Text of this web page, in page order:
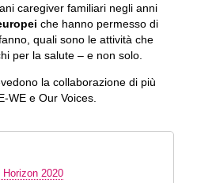
caregiver familiari negli anni
che hanno permesso di
quali sono le attività che
per la salute – e non solo.
la collaborazione di più
WE e Our Voices.
2020